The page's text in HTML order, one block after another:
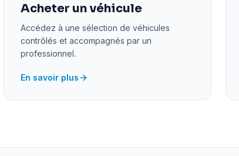
Acheter un véhicule
Accédez à une sélection de véhicules
contrôlés et accompagnés par un
professionnel.
En savoir plus